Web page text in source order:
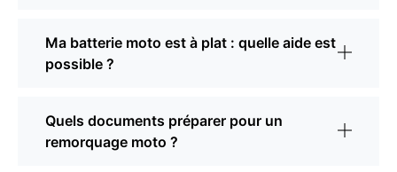
Ma batterie moto est à plat : quelle aide est
possible ?
Quels documents préparer pour un
remorquage moto ?